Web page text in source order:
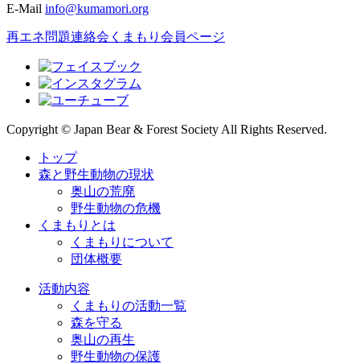
E-Mail info@kumamori.org
再エネ問題連絡会 くまもり会員ページ
Copyright © Japan Bear & Forest Society All Rights Reserved.
トップ
森と野生動物の現状
奥山の荒廃
野生動物の危機
くまもりとは
くまもりについて
団体概要
活動内容
くまもりの活動一覧
森を守る
奥山の再生
野生動物の保護